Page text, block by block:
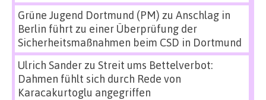
Grüne Jugend Dortmund (PM) zu Anschlag in
Berlin führt zu einer Überprüfung der
Sicherheitsmaßnahmen beim CSD in Dortmund
Ulrich Sanderzu Streit ums Bettelverbot:
Dahmen fühlt sich durch Rede von
Karacakurtoglu angegriffen